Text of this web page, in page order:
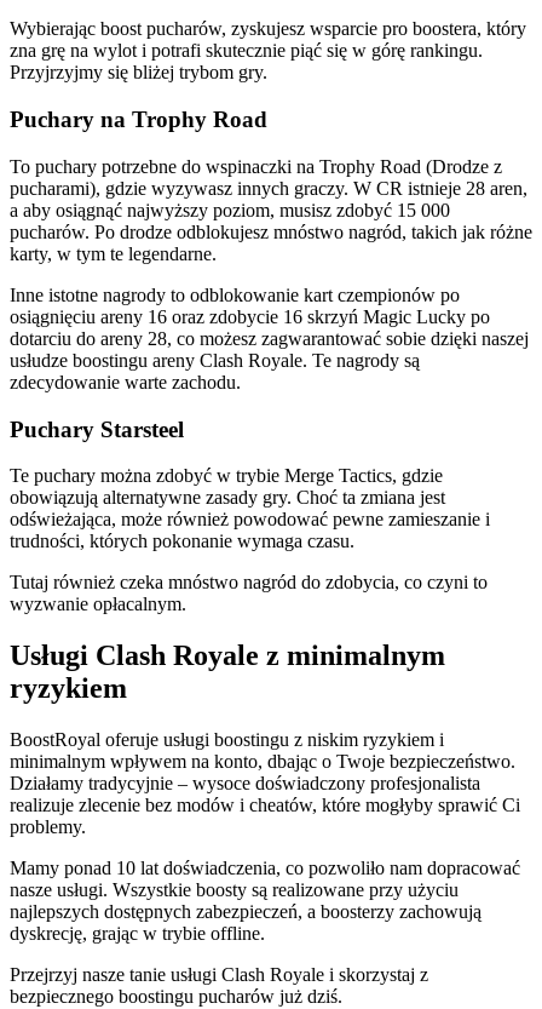
Wybierając boost pucharów, zyskujesz wsparcie pro boostera, który
zna grę na wylot i potrafi skutecznie piąć się w górę rankingu.
Przyjrzyjmy się bliżej trybom gry.
Puchary na Trophy Road
To puchary potrzebne do wspinaczki na Trophy Road (Drodze z
pucharami), gdzie wyzywasz innych graczy. W CR istnieje 28 aren,
a aby osiągnąć najwyższy poziom, musisz zdobyć 15 000
pucharów. Po drodze odblokujesz mnóstwo nagród, takich jak różne
karty, w tym te legendarne.
Inne istotne nagrody to odblokowanie kart czempionów po
osiągnięciu areny 16 oraz zdobycie 16 skrzyń Magic Lucky po
dotarciu do areny 28, co możesz zagwarantować sobie dzięki naszej
usłudze boostingu areny Clash Royale. Te nagrody są
zdecydowanie warte zachodu.
Puchary Starsteel
Te puchary można zdobyć w trybie Merge Tactics, gdzie
obowiązują alternatywne zasady gry. Choć ta zmiana jest
odświeżająca, może również powodować pewne zamieszanie i
trudności, których pokonanie wymaga czasu.
Tutaj również czeka mnóstwo nagród do zdobycia, co czyni to
wyzwanie opłacalnym.
Usługi Clash Royale z minimalnym
ryzykiem
BoostRoyal oferuje usługi boostingu z niskim ryzykiem i
minimalnym wpływem na konto, dbając o Twoje bezpieczeństwo.
Działamy tradycyjnie – wysoce doświadczony profesjonalista
realizuje zlecenie bez modów i cheatów, które mogłyby sprawić Ci
problemy.
Mamy ponad 10 lat doświadczenia, co pozwoliło nam dopracować
nasze usługi. Wszystkie boosty są realizowane przy użyciu
najlepszych dostępnych zabezpieczeń, a boosterzy zachowują
dyskrecję, grając w trybie offline.
Przejrzyj nasze tanie usługi Clash Royale i skorzystaj z
bezpiecznego boostingu pucharów już dziś.